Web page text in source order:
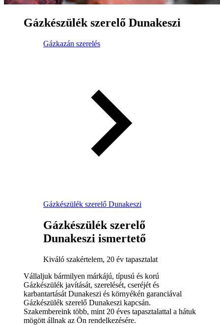
Gázkészülék szerelő Dunakeszi
Gázkazán szerelés
Gázkészülék szerelő Dunakeszi
Gázkészülék szerelő
Dunakeszi ismertető
Kiváló szakértelem, 20 év tapasztalat
Vállaljuk bármilyen márkájú, típusú és korú
Gázkészülék javítását, szerelését, cseréjét és
karbantartását Dunakeszi és környékén garanciával
Gázkészülék szerelő Dunakeszi kapcsán.
Szakembereink több, mint 20 éves tapasztalattal a hátuk
mögött állnak az Ön rendelkezésére.